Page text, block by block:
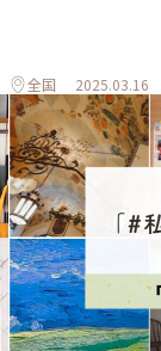
全国 2025.03.16